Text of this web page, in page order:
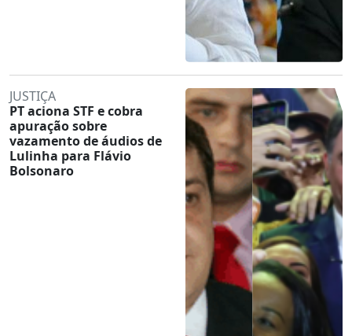
JUSTIÇA
PT aciona STF e cobra
apuração sobre
vazamento de áudios de
Lulinha para Flávio
Bolsonaro